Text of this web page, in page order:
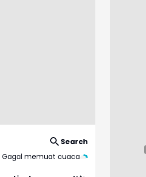
Search
Gagal memuat cuaca